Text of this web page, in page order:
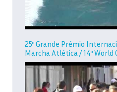
25º Grande Prémio
Marcha Atlética / 14º World